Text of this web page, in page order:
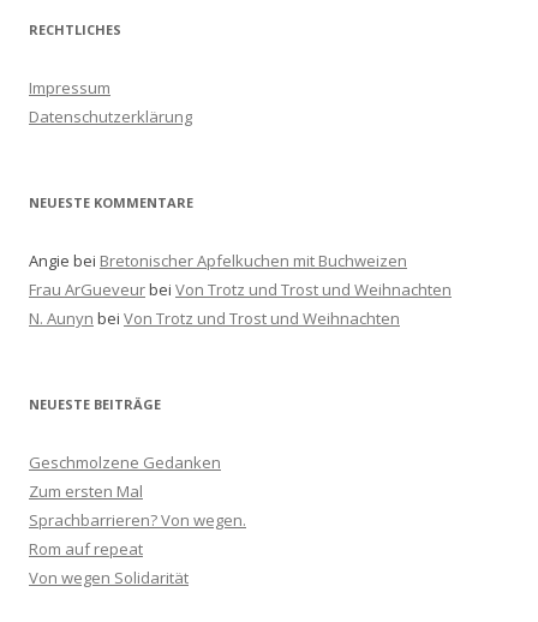
h
n
a
:
RECHTLICHES
Impressum
Datenschutzerklärung
NEUESTE KOMMENTARE
Angie bei Bretonischer Apfelkuchen mit Buchweizen
Frau ArGueveurbei Von Trotz und Trost und Weihnachten
N. Aunyn bei Von Trotz und Trost und Weihnachten
NEUESTE BEITRÄGE
Geschmolzene Gedanken
Zum ersten Mal
Sprachbarrieren? Von wegen.
Rom auf repeat
Von wegen Solidarität